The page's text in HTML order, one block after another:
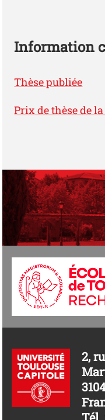
Information
Thèse publiée
Prix de thèse de
2,
Tél.